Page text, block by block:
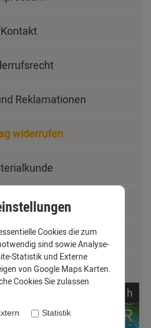
Kontakt
Reklamationen
widerrufen
Jobs
Installationshilfen
h
Cookies die zum
sind sowie Analyse-
Statistik und Externe
von Google Maps Karten.
Cookies Sie zulassen
Statistik